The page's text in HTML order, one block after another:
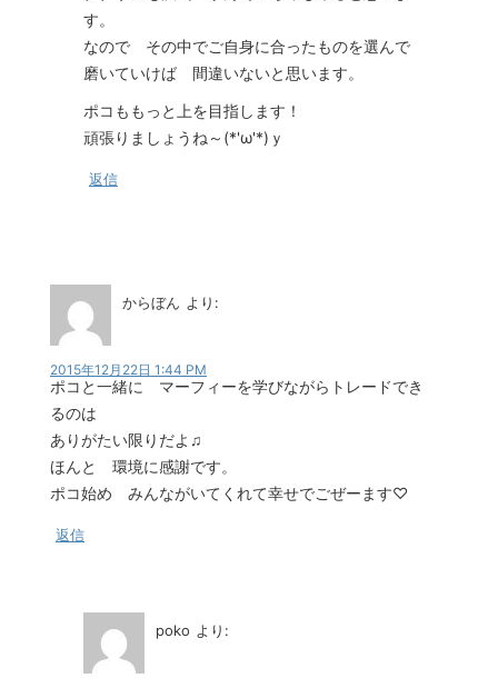
す。
なので その中でご自身に合ったものを選んで
磨いていけば 間違いないと思います。
ポコももっと上を目指します！
頑張りましょうね～(*'ω'*)ｙ
返信
からぼん より:
2015年12月22日 1:44 PM
ポコと一緒に マーフィーを学びながらトレードでき
るのは
ありがたい限りだよ♫
ほんと 環境に感謝です。
ポコ始め みんながいてくれて幸せでごぜーます♡
返信
poko より: